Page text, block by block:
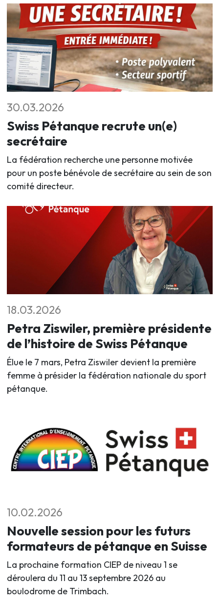
30.03.2026
Swiss Pétanque recrute un(e)
secrétaire
La fédération recherche une personne motivée
pour un poste bénévole de secrétaire au sein de son
comité directeur.
18.03.2026
Petra Ziswiler, première présidente
de l’histoire de Swiss Pétanque
Élue le 7 mars, Petra Ziswiler devient la première
femme à présider la fédération nationale du sport
pétanque.
10.02.2026
Nouvelle session pour les futurs
formateurs de pétanque en Suisse
La prochaine formation CIEP de niveau 1 se
déroulera du 11 au 13 septembre 2026 au
boulodrome de Trimbach.